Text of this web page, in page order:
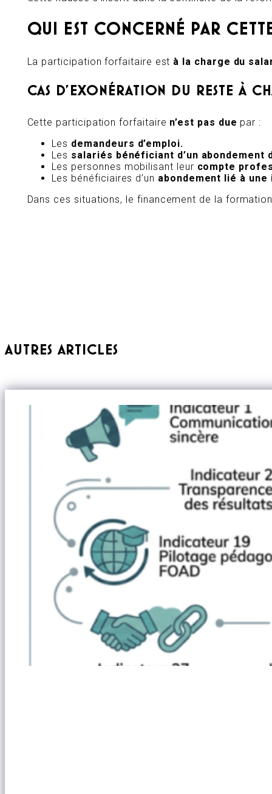
QUI EST CONCERNÉ PAR
La participation forfaitaire est à la charge du
CAS D’EXONÉRATION DU RESTE À
Cette participation forfaitaire n’est pas due par :
Les demandeurs d’emploi.
Les salariés bénéficiant d’un abondement
Les personnes mobilisant leur compte
Les bénéficiaires d’un abondement lié à
Dans ces situations, le financement de la
AUTRES ARTICLES